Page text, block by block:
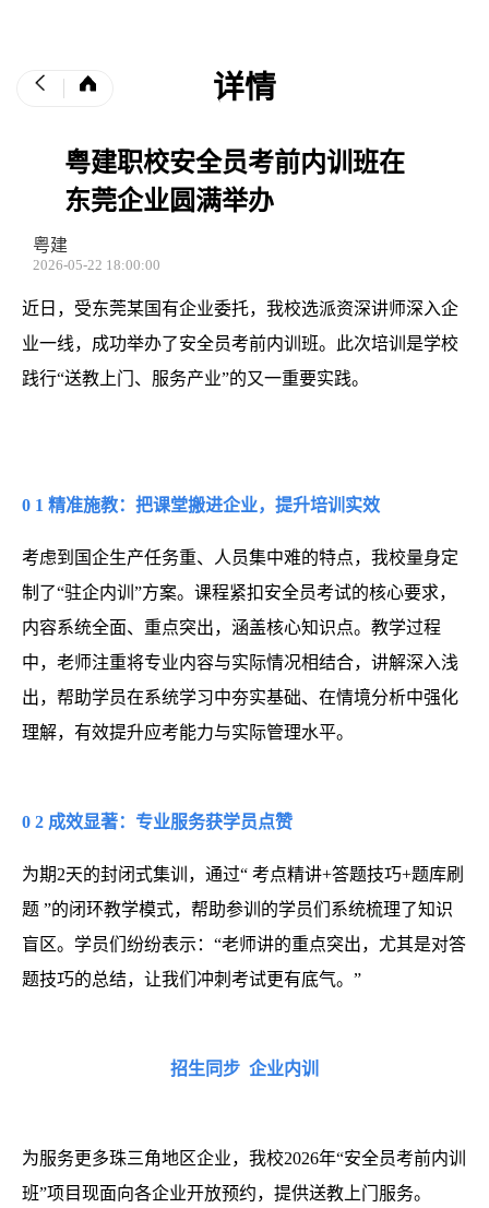
详情
粤建职校安全员考前内训班在
东莞企业圆满举办
粤建
2026-05-22 18:00:00
近日，受东莞某国有企业委托，我校选派资深讲师深入企
业一线，成功举办了安全员考前内训班。此次培训是学校
践行“送教上门、服务产业”的又一重要实践。
0 1 精准施教：把课堂搬进企业，提升培训实效
考虑到国企生产任务重、人员集中难的特点，我校量身定
制了“驻企内训”方案。课程紧扣安全员考试的核心要求，
内容系统全面、重点突出，涵盖核心知识点。教学过程
中，老师注重将专业内容与实际情况相结合，讲解深入浅
出，帮助学员在系统学习中夯实基础、在情境分析中强化
理解，有效提升应考能力与实际管理水平。
0 2 成效显著：专业服务获学员点赞
为期2天的封闭式集训，通过“ 考点精讲+答题技巧+题库刷
题 ”的闭环教学模式，帮助参训的学员们系统梳理了知识
盲区。学员们纷纷表示：“老师讲的重点突出，尤其是对答
题技巧的总结，让我们冲刺考试更有底气。”
招生同步 企业内训
为服务更多珠三角地区企业，我校2026年“安全员考前内训
班”项目现面向各企业开放预约，提供送教上门服务。